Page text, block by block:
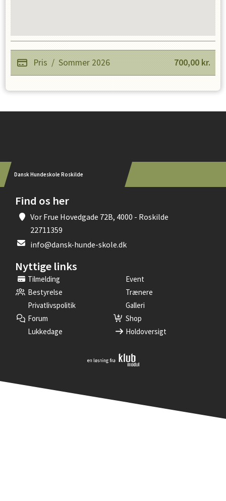
Pris / Sommer 2026 700,00 kr.
Dansk Hundeskole Roskilde
Find os her
Vor Frue Hovedgade 72B, 4000 - Roskilde
22711359
info@dansk-hunde-skole.dk
Nyttige links
Tilmelding
Event
Bestyrelse
Trænere
Privatlivspolitik
Galleri
Forum
Shop
Lukkedage
Holdoversigt